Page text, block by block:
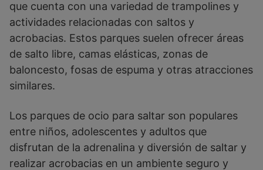
que cuenta con una variedad de trampolines y
actividades relacionadas con saltos y
acrobacias. Estos parques suelen ofrecer áreas
de salto libre, camas elásticas, zonas de
baloncesto, fosas de espuma y otras atracciones
similares.
Los parques de ocio para saltar son populares
entre niños, adolescentes y adultos que
disfrutan de la adrenalina y diversión de saltar y
realizar acrobacias en un ambiente seguro y